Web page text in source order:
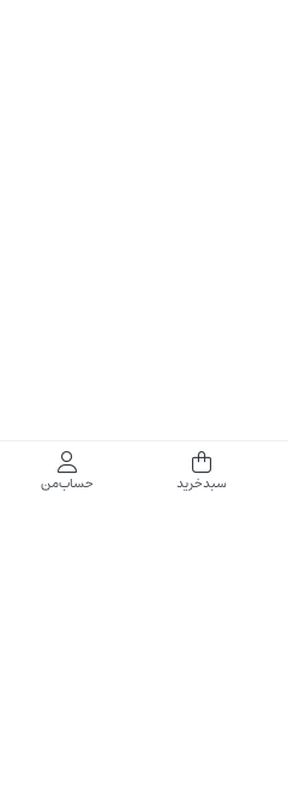
سبدخرید حساب‌من